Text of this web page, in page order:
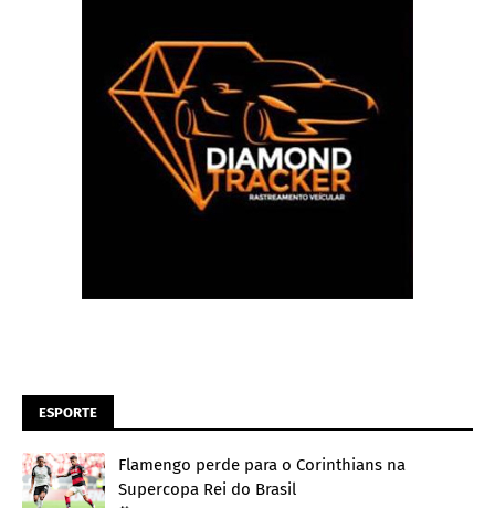
ESPORTE
Flamengo perde para o Corinthians na
Supercopa Rei do Brasil